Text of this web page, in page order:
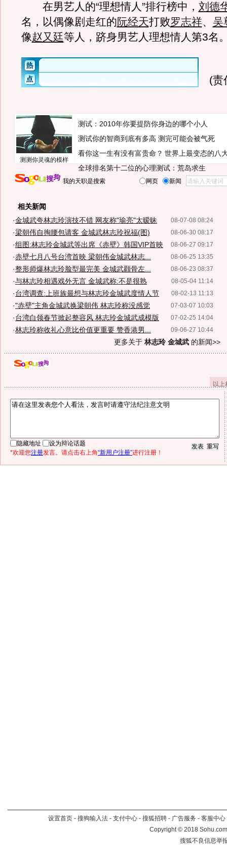
在男艺人的“理想情人”排行榜中， 刘德
名，以偶像剧走红的阮经天打败罗志祥、 吴
像赵又廷等人，跻身男艺人理想情人第3名
(责
测测你灵魂的模样
测试：2010年你要提防你身边的哪个小人
测试你的智商到底有多高 测完可能会被气死
看你这一生有没有富贵命？ 世界上最变态的八
全球排名第十二位的心理测试：荒岛求生
我的天职是搜索 网页 新闻
相关新闻
08-07-08 08:24
·金城武夸林志玲演技不错 网友称"瑜亮"太暧昧
08-06-30 08:17
·梁朝伟自掏腰包请客 金城武林志玲祝福(图)
08-06-27 09:17
·组图:林志玲金城武等出席《赤壁》韩国VIP首映
08-06-25 13:35
·赤壁七月八号台湾首映 梁朝伟金城武林志...
08-06-23 08:37
·整形师爆林志玲脸型最完美 金城武颧骨左...
08-05-04 11:14
·与林志玲相遇戏外无言 金城武称:不是很熟
08-02-13 11:13
·台湾调查:上班族最想与林志玲金城武度情人节
07-03-07 10:03
·"赤壁"主角金城武换梁朝伟 林志玲称没感觉
07-02-25 14:04
·台湾白领春节掀起整容风 林志玲金城武成模版
09-06-27 10:44
·林志玲称收礼心意比价值更重要 赞香港男...
更多关于 林志玲 金城武 的新闻>>
以
隐藏地址
设为辩论话题
*欢迎您注册发言。请点击右上角“新用户注册”进行注册！
设置首页 - 搜狗输入法 - 支付中心 - 搜狐招聘 - 广告服务 - 客服中心
Copyright©2018
搜狐不良信息举